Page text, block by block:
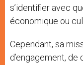
s’identifier avec
économique ou
Cependant, sa
d’engagement,